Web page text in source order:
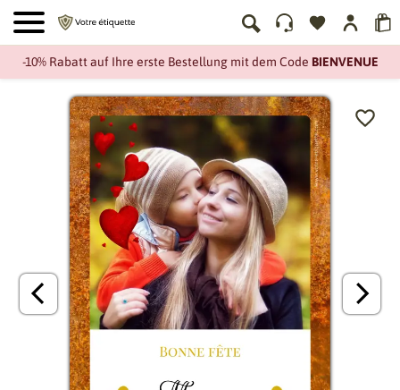
-10% Rabatt auf Ihre erste Bestellung mit dem Code BIENVENUE